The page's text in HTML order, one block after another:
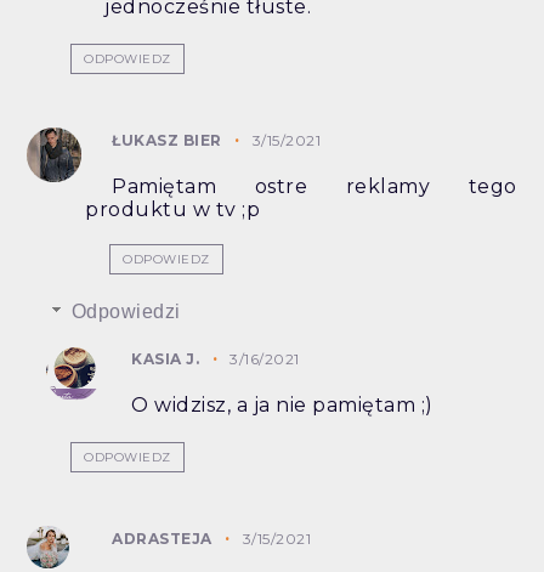
jednocześnie tłuste.
ODPOWIEDZ
ŁUKASZ BIER 3/15/2021
Pamiętam ostre reklamy tego
produktu w tv ;p
ODPOWIEDZ
Odpowiedzi
KASIA J. 3/16/2021
O widzisz, a ja nie pamiętam ;)
ODPOWIEDZ
ADRASTEJA 3/15/2021